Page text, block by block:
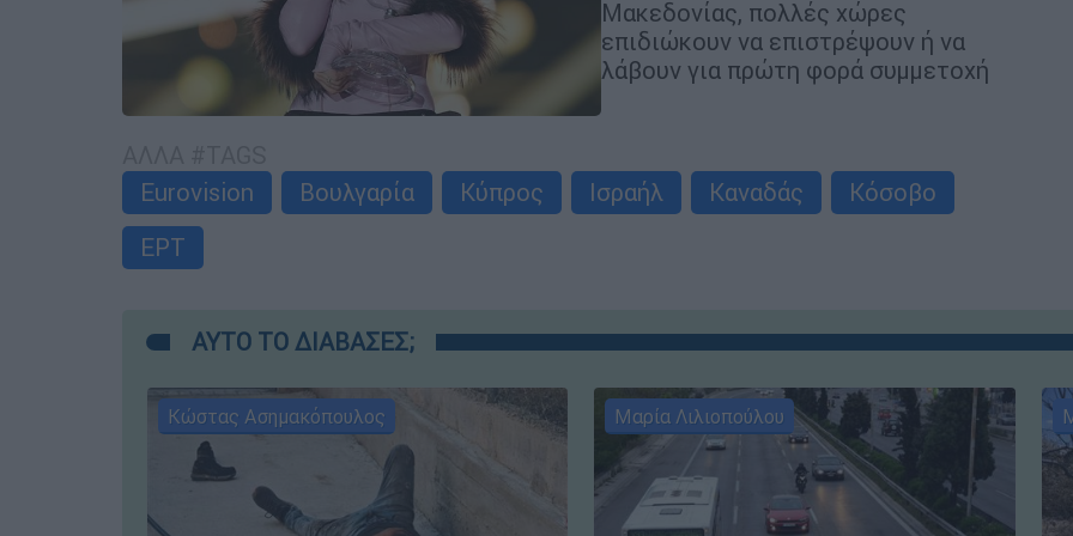
Μακεδονίας, πολλές χώρες
επιδιώκουν να επιστρέψουν ή να
λάβουν για πρώτη φορά συμμετοχή
Eurovision
Βουλγαρία Κύπρος Ισραήλ Καναδάς
Κόσοβο
ΕΡΤ
ΑΥΤΟ ΤΟ ΔΙΑΒΑΣΕΣ;
Κώστας Ασημακόπουλος Μαρία Λιλιοπούλου